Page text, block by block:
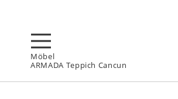
Möbel
ARMADA Teppich Cancun